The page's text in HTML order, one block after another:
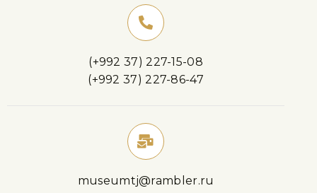
(+992 37) 227-15-08
(+992 37) 227-86-47
museumtj@rambler.ru